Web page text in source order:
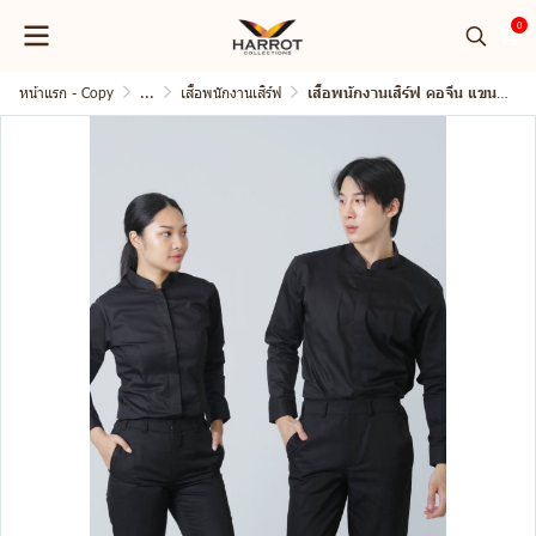
0
หน้าแรก - Copy ... เสื้อพนักงานเสิร์ฟ เสื้อพนักงานเสิร์ฟ คอจีน แขนยาว